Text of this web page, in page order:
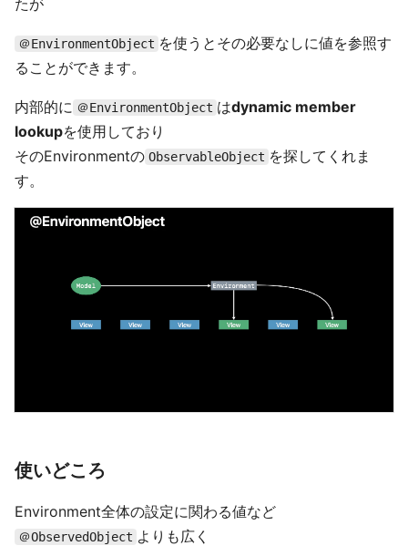
＠EnvironmentObject を使うとその必要なしに値を参照す
ることができます。
内部的に ＠EnvironmentObject はdynamic member
lookupを使用しており
そのEnvironmentの ObservableObject を探してくれま
す。
使いどころ
Environment全体の設定に関わる値など
＠ObservedObject よりも広く